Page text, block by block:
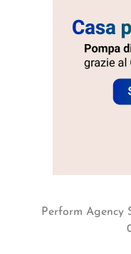
Perform Agency